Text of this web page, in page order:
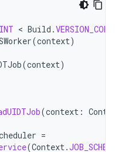
< Build .
(context)
(context)
(context :
=
(Context.